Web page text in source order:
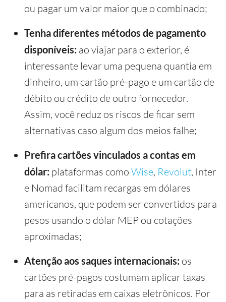
ou pagar um valor maior que o combinado;
Tenha diferentes métodos de pagamento
disponíveis: ao viajar para o exterior, é
interessante levar uma pequena quantia em
dinheiro, um cartão pré-pago e um cartão de
débito ou crédito de outro fornecedor.
Assim, você reduz os riscos de ficar sem
alternativas caso algum dos meios falhe;
Prefira cartões vinculados a contas em
dólar: plataformas como Wise, Revolut, Inter
e Nomad facilitam recargas em dólares
americanos, que podem ser convertidos para
pesos usando o dólar MEP ou cotações
aproximadas;
Atenção aos saques internacionais: os
cartões pré-pagos costumam aplicar taxas
para as retiradas em caixas eletrônicos. Por